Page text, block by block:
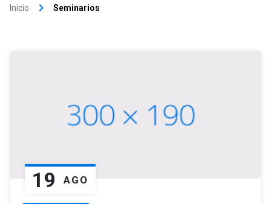
Inicio keyboard_arrow_right Seminarios
19 AGO